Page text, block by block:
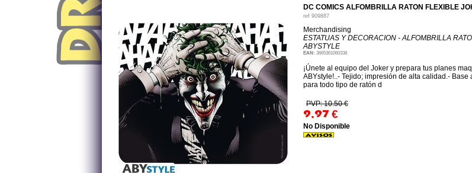
DC COMICS ALFOMBRILLA RATON FLEXIBLE
ref 909887
Merchandising
ESTATUAS Y DECORACION - ALFOMBRILLA
ABYSTYLE
EAN: 3665361060338
¡Únete al equipo del Joker y prepara tus planes
ABYstyle!..- Tejido; impresión de alta calidad.-
para todo tipo de ratón d
PVP: 10.50 €
9.97 €
No Disponible